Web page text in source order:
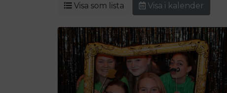
Visa som lista Visa i kalender